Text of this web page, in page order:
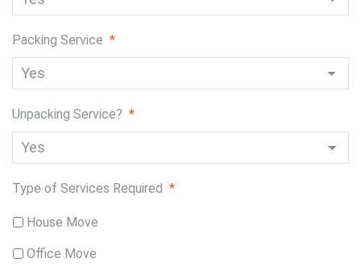
Packing Service *
Unpacking Service? *
Type of Services Required *
House Move
Office Move